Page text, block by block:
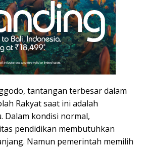
tantangan terbesar dalam
Rakyat saat ini adalah
Dalam kondisi normal,
pendidikan membutuhkan
Namun pemerintah memilih